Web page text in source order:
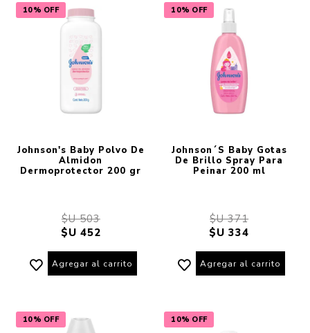
10% OFF
Johnson's Baby Polvo De
Almidon
Dermoprotector 200 gr
$U 503
$U 452
Agregar al carrito
10% OFF
Johnson´S Baby Gotas
De Brillo Spray Para
Peinar 200 ml
$U 371
$U 334
Agregar al carrito
10% OFF 10% OFF